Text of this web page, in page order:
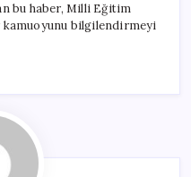
bu haber, Milli Eğitim
bilgilendirmeyi